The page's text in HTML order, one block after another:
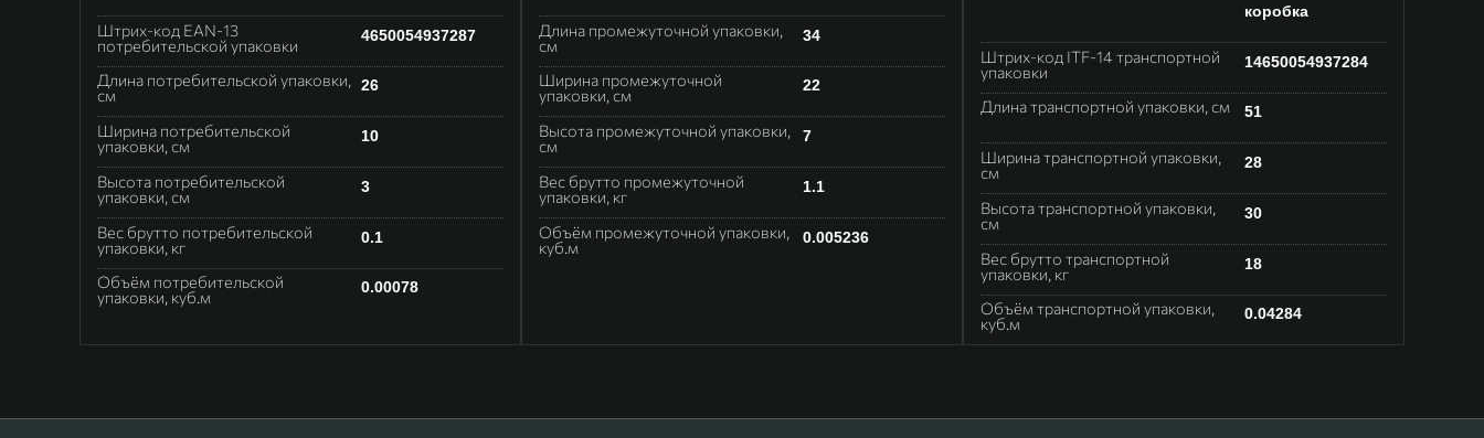
Штрих-код EAN-13
потребительской упаковки 4650054937287
Длина потребительской упаковки,
см 26
Ширина потребительской
упаковки, см 10
Высота потребительской
упаковки, см 3
Вес брутто потребительской
упаковки, кг 0.1
Объём потребительской
упаковки, куб.м 0.00078
Длина промежуточной упаковки,
см 34
Ширина промежуточной
упаковки, см 22
Высота промежуточной упаковки,
см 7
Вес брутто промежуточной
упаковки, кг 1.1
Объём промежуточной упаковки,
куб.м 0.005236
коробка
Штрих-код ITF-14 транспортной
упаковки 14650054937284
Длина транспортной упаковки, см 51
Ширина транспортной упаковки,
см 28
Высота транспортной упаковки,
см 30
Вес брутто транспортной
упаковки, кг 18
Объём транспортной упаковки,
куб.м 0.04284